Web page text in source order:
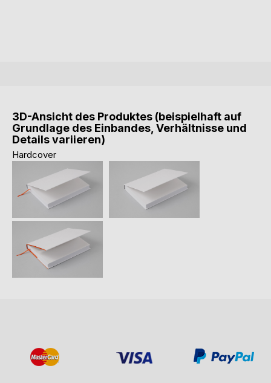
3D-Ansicht des Produktes (beispielhaft auf
Grundlage des Einbandes, Verhältnisse und
Details variieren)
Hardcover